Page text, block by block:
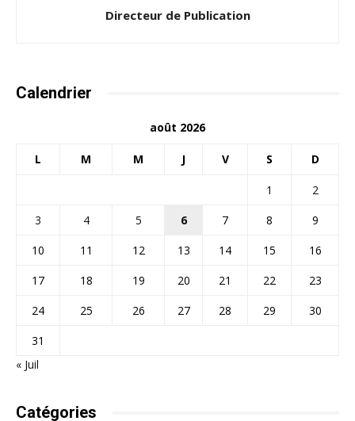
Directeur de Publication
Calendrier
août 2026
L M M J V S D
1
2
3
4 5 6 7 8
9
10
11 12 13 14 15
16
17
18 19 20 21 22
23
24
25 26 27 28 29
30
31
« Juil
Catégories